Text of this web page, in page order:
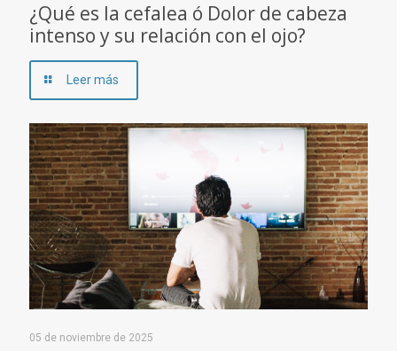
¿Qué es la cefalea ó Dolor de cabeza
intenso y su relación con el ojo?
Leer más
05 de noviembre de 2025